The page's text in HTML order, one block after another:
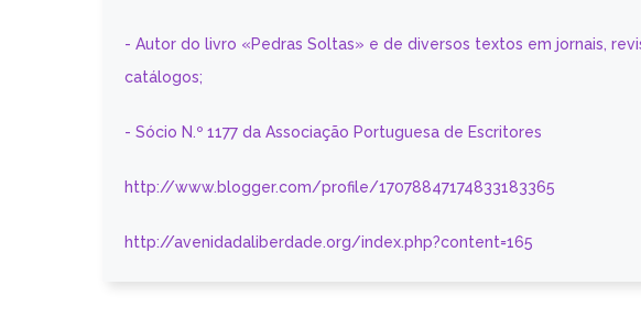
- Autor do livro «Pedras Soltas» e de diversos textos em jornais,
catálogos;
- Sócio N.º 1177 da Associação Portuguesa de Escritores
http://www.blogger.com/profile/17078847174833183365
http://avenidadaliberdade.org/index.php?content=165